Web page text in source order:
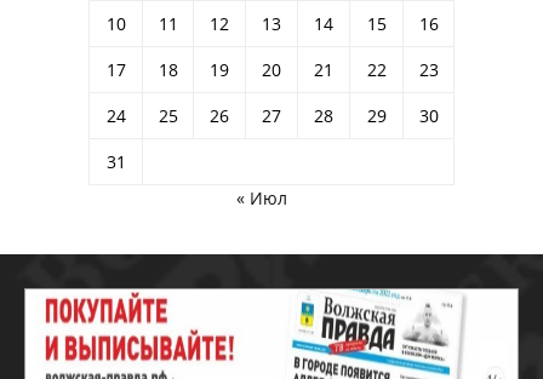
10
11 12 13 14 15
16
17
18 19 20 21 22
23
24
25 26 27 28 29
30
31
« Июл